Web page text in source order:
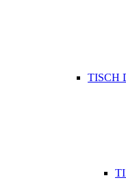
TISCH